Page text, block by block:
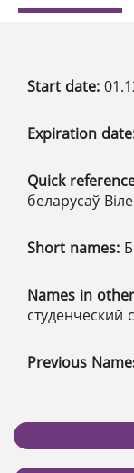
Start date:
Expiration
Quick
беларусаў
Short names:
Names in
студенческий
Previous